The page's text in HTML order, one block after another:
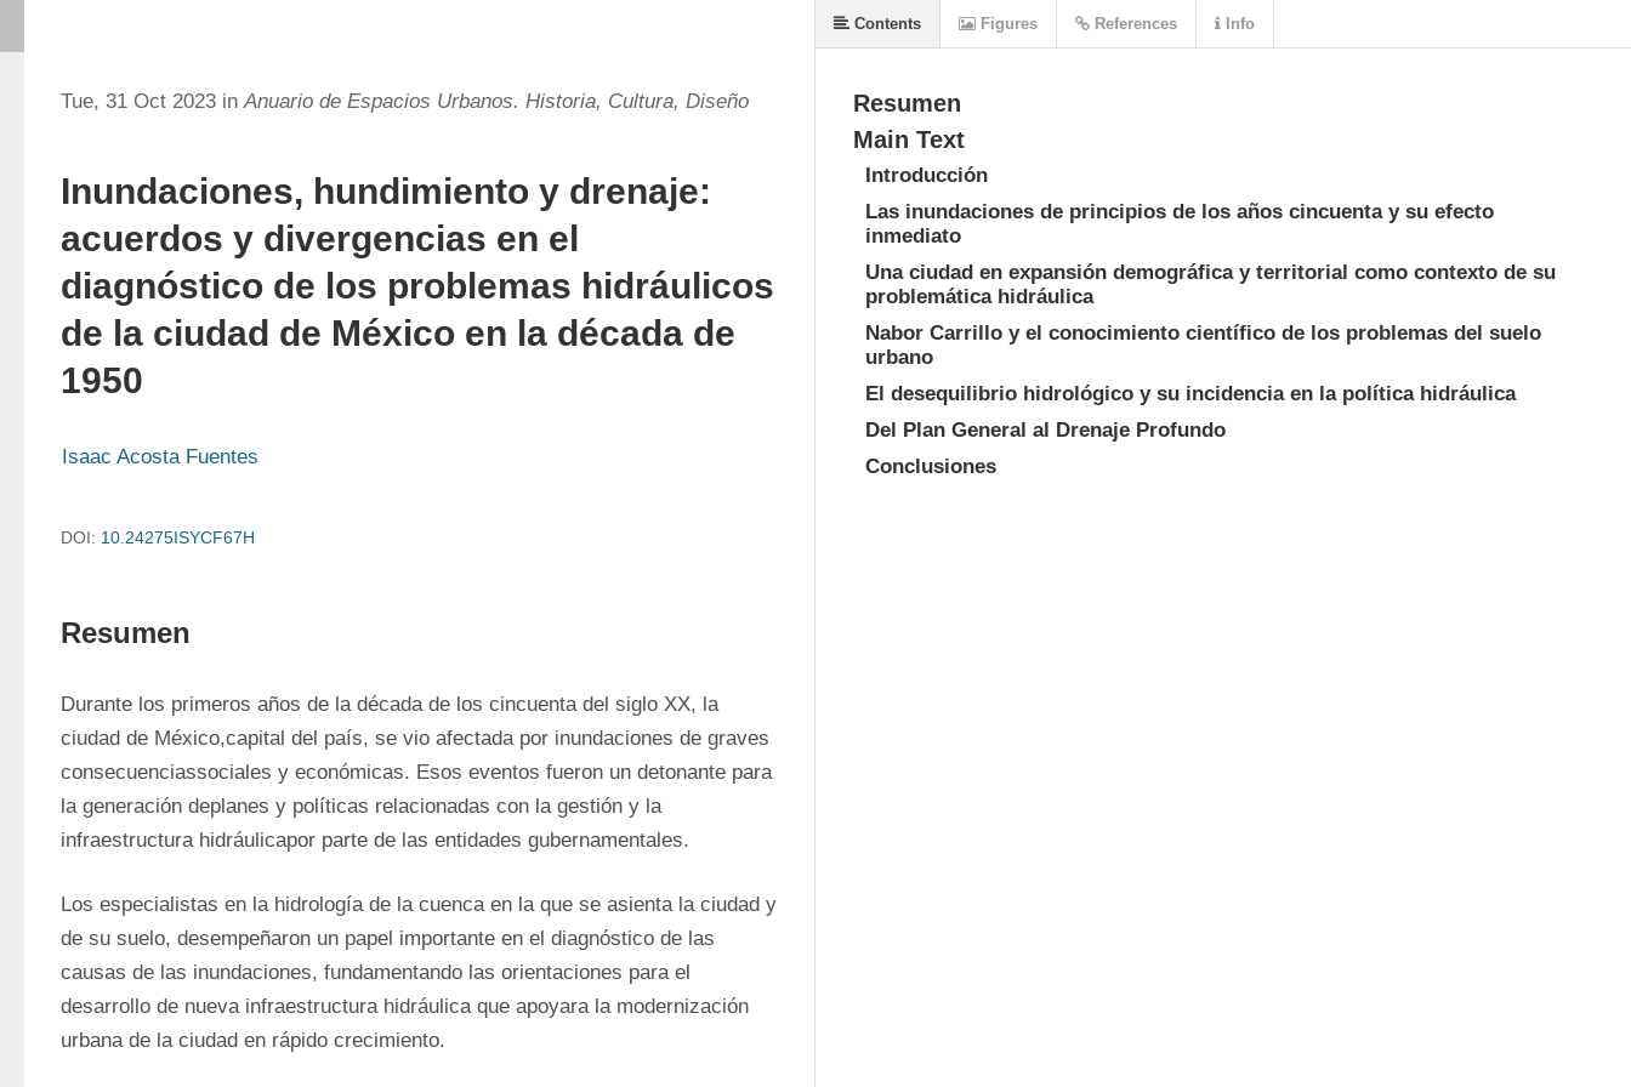
Tue, 31 Oct 2023 inAnuario de Espacios Urbanos. Historia, Cultura, Diseño
Inundaciones, hundimiento y drenaje:
acuerdos y divergencias en el
diagnóstico de los problemas hidráulicos
de la ciudad de México en la década de
1950
Isaac Acosta Fuentes
DOI: 10.24275ISYCF67H
Resumen
Durante los primeros años de la década de los cincuenta del siglo XX, la
ciudad de México,capital del país, se vio afectada por inundaciones de graves
consecuenciassociales y económicas. Esos eventos fueron un detonante para
la generación deplanes y políticas relacionadas con la gestión y la
infraestructura hidráulicapor parte de las entidades gubernamentales.
Los especialistas en la hidrología de la cuenca en la que se asienta la ciudad y
de su suelo, desempeñaron un papel importante en el diagnóstico de las
causas de las inundaciones, fundamentando las orientaciones para el
desarrollo de nueva infraestructura hidráulica que apoyara la modernización
urbana de la ciudad en rápido crecimiento.
Resumen
Main Text
Introducción
Las inundaciones de principios de los años cincuenta y su efecto
inmediato
Una ciudad en expansión demográfica y territorial como contexto de su
problemática hidráulica
Nabor Carrillo y el conocimiento científico de los problemas del suelo
urbano
El desequilibrio hidrológico y su incidencia en la política hidráulica
Del Plan General al Drenaje Profundo
Conclusiones
Contents Figures References Info